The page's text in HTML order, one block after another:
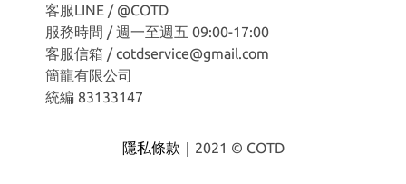
客服LINE /@COTD
服務時間 / 週一至週五 09:00-17:00
客服信箱 / cotdservice@gmail.com
簡龍有限公司
統編 83133147
隱私條款｜ 2021 © COTD